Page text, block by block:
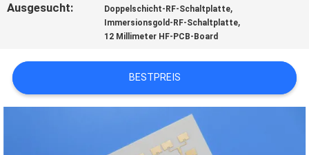
ÜBER
UNS
WERKSBESICHTIGUNG
Ausgesucht: Doppelschicht-RF-Schaltplatte,
Immersionsgold-RF-Schaltplatte,
12 Millimeter HF-PCB-Board
BESTPREIS